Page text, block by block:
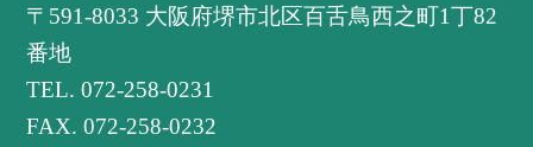
〒591-8033 大阪府堺市北区百舌鳥西之町1丁82
番地
TEL.072-258-0231
FAX. 072-258-0232